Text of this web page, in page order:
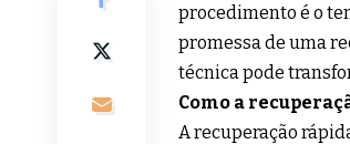
procedimento é o
promessa de uma
técnica pode
Como a
A recuperação